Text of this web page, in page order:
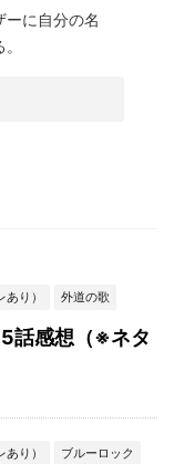
ーに自分の名
り） 外道の歌
5話感想（※ネタ
り） ブルーロック